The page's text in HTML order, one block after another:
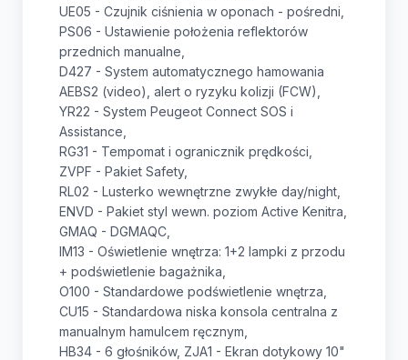
UE05 - Czujnik ciśnienia w oponach - pośredni,
PS06 - Ustawienie położenia reflektorów
przednich manualne,
D427 - System automatycznego hamowania
AEBS2 (video), alert o ryzyku kolizji (FCW),
YR22 - System Peugeot Connect SOS i
Assistance,
RG31 - Tempomat i ogranicznik prędkości,
ZVPF - Pakiet Safety,
RL02 - Lusterko wewnętrzne zwykłe day/night,
ENVD - Pakiet styl wewn. poziom Active Kenitra,
GMAQ - DGMAQC,
IM13 - Oświetlenie wnętrza: 1+2 lampki z przodu
+ podświetlenie bagażnika,
O100 - Standardowe podświetlenie wnętrza,
CU15 - Standardowa niska konsola centralna z
manualnym hamulcem ręcznym,
HB34 - 6 głośników, ZJA1 - Ekran dotykowy 10"